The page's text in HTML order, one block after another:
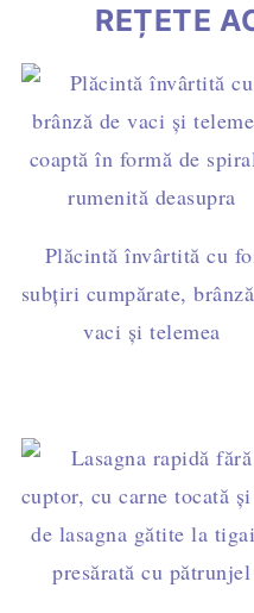
REȚETE
Plăcintă învârtită cu
subțiri cumpărate,
vaci și telemea